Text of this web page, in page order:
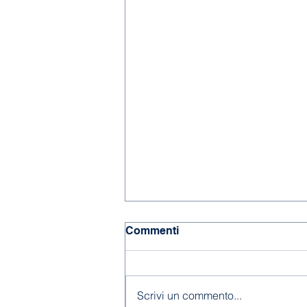
Chiusura estiva
Commenti
Scrivi un commento...